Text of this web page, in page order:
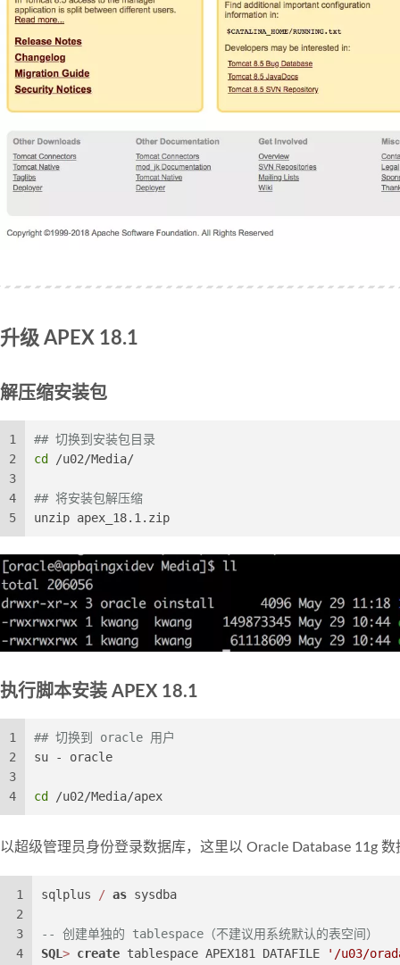
升级 APEX 18.1
解压缩安装包
1
2
3
4
5
## 切换到安装包目录
cd
/u02/Media/
## 将安装包解压缩
unzip apex_18.1.zip
执行脚本安装 APEX 18.1
1
2
3
4
## 切换到 oracle 用户
su - oracle
cd /u02/Media/apex
以超级管理员身份登录数据库，这里以 Oracle Database 11g
1
2
3
4
sqlplus / as sysdba
-- 创建单独的 tablespace（不建议用系统默认的表空间）
SQL > create tablespace APEX181 DATAFILE '/u03/